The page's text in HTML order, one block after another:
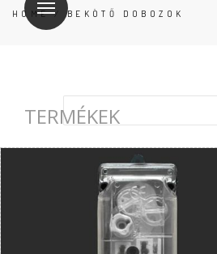
HOME/ BEKÖTŐ DOBOZOK
TERMÉKEK